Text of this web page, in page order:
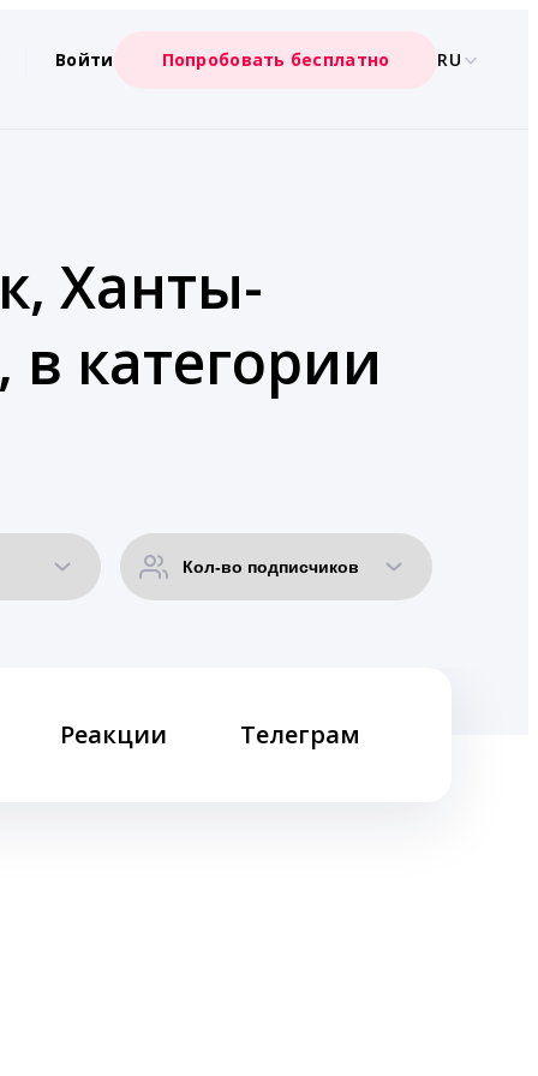
Войти Попробовать бесплатно RU
Ханты-
категории
Реакции Телеграм